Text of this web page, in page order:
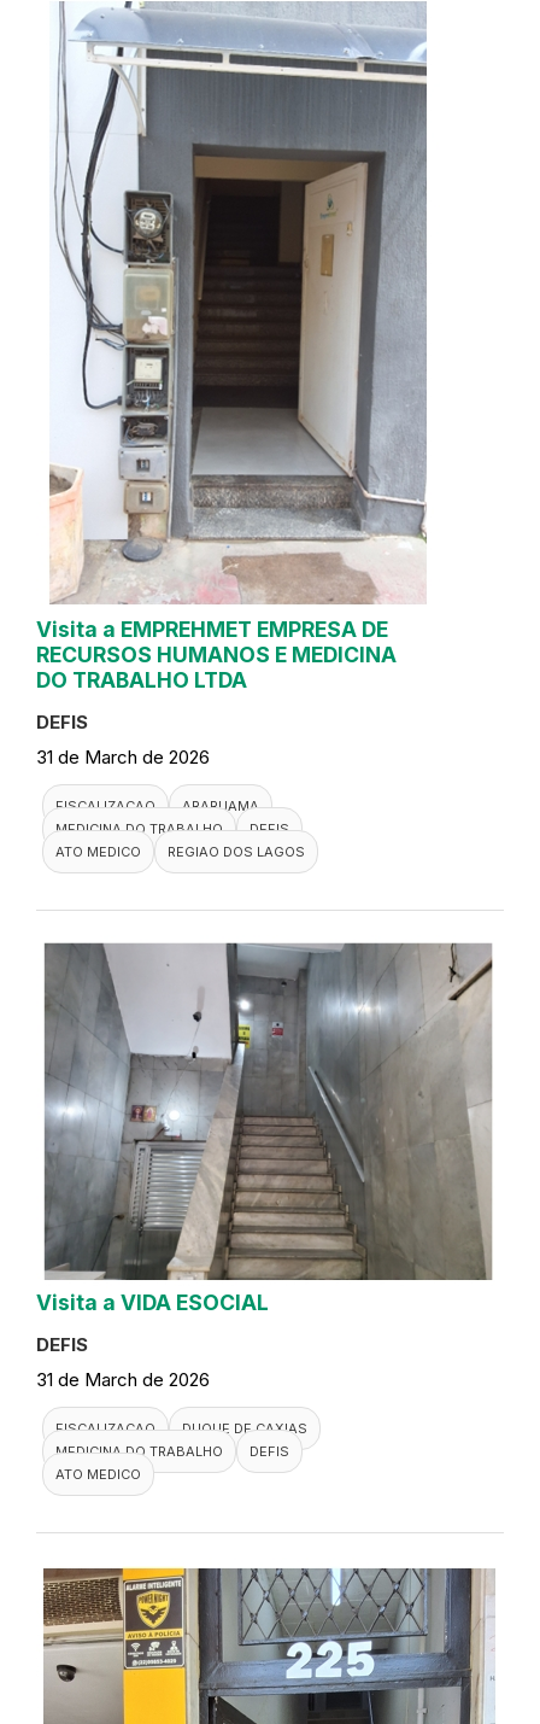
Visita a EMPREHMET EMPRESA DE
RECURSOS HUMANOS E MEDICINA
DO TRABALHO LTDA
DEFIS
31 de March de 2026
FISCALIZACAO
ARARUAMA
MEDICINA DO TRABALHO
DEFIS
ATO MEDICO
REGIAO DOS LAGOS
Visita a VIDA ESOCIAL
DEFIS
31 de March de 2026
FISCALIZACAO
DUQUE DE CAXIAS
MEDICINA DO TRABALHO
DEFIS
ATO MEDICO